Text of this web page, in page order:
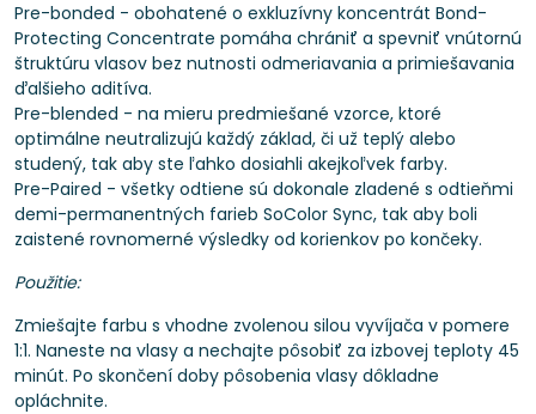
Pre-bonded - obohatené o exkluzívny koncentrát Bond-
Protecting Concentrate pomáha chrániť a spevniť vnútornú
štruktúru vlasov bez nutnosti odmeriavania a primiešavania
ďalšieho aditíva.
Pre-blended - na mieru predmiešané vzorce, ktoré
optimálne neutralizujú každý základ, či už teplý alebo
studený, tak aby ste ľahko dosiahli akejkoľvek farby.
Pre-Paired - všetky odtiene sú dokonale zladené s odtieňmi
demi-permanentných farieb SoColor Sync, tak aby boli
zaistené rovnomerné výsledky od korienkov po končeky.
Použitie:
Zmiešajte farbu s vhodne zvolenou silou vyvíjača v pomere
1:1. Naneste na vlasy a nechajte pôsobiť za izbovej teploty 45
minút. Po skončení doby pôsobenia vlasy dôkladne
opláchnite.